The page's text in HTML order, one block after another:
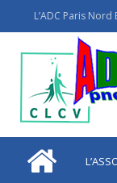
L’ADC Paris